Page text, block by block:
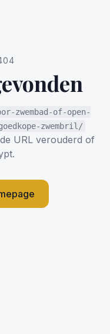
zwembad-of-open-
zwembril/
URL verouderd of